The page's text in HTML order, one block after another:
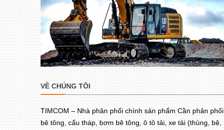
VỀ CHÚNG TÔI
TIMCOM – Nhà phân phối chính sản phẩm Cần phân phối
bê tông, cẩu tháp, bơm bê tông, ô tô tải, xe tải (thùng, bệ,